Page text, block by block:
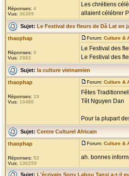
Réponses: 4
Vus: 36309
Les chrétiens
allaient célébrer
Sujet: Le Festival des fleurs de Dà Lat en
thaophap
Réponses: 0
Vus: 2983
Forum: Culture &
Le Festival des
Le Festival des
Sujet: la culture vietnamien
thaophap
Réponses: 19
Vus: 10480
Forum: Culture &
Fêtes
Têt Nguyen Dan
Pour la plupart
Sujet: Centre Culturel Africain
thaophap
Réponses: 52
Vus: 136259
Forum: Culture &
ah. bonnes
Sujet: L'écrivain Sony Labou Tansi a-t-il